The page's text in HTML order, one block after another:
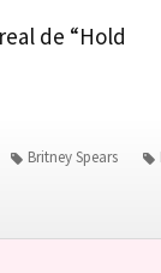
de “Hold
Britney Spears